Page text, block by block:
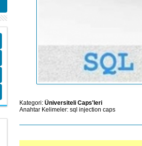
Kategori: Üniversiteli Caps'leri
Anahtar Kelimeler: sql injection caps